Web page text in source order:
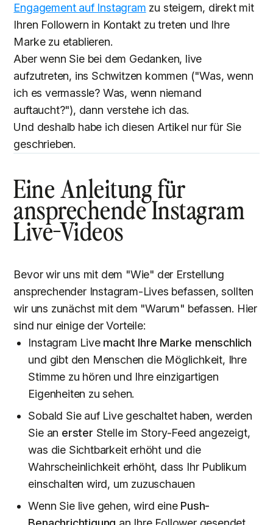
Engagement auf Instagram zu steigern, direkt mit
Ihren Followern in Kontakt zu treten und Ihre
Marke zu etablieren.
Aber wenn Sie bei dem Gedanken, live
aufzutreten, ins Schwitzen kommen ("Was, wenn
ich es vermassle? Was, wenn niemand
auftaucht?"), dann verstehe ich das.
Und deshalb habe ich diesen Artikel nur für Sie
geschrieben.
Eine Anleitung für
ansprechende Instagram
Live-Videos
Bevor wir uns mit dem "Wie" der Erstellung
ansprechender Instagram-Lives befassen, sollten
wir uns zunächst mit dem "Warum" befassen. Hier
sind nur einige der Vorteile:
Instagram Live macht Ihre Marke menschlich
und gibt den Menschen die Möglichkeit, Ihre
Stimme zu hören und Ihre einzigartigen
Eigenheiten zu sehen.
Sobald Sie auf Live geschaltet haben, werden
Sie an erster Stelle im Story-Feed angezeigt,
was die Sichtbarkeit erhöht und die
Wahrscheinlichkeit erhöht, dass Ihr Publikum
einschalten wird, um zuzuschauen
Wenn Sie live gehen, wird eine Push-